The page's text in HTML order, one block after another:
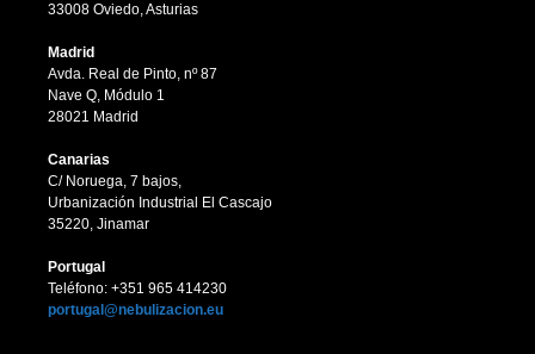
33008 Oviedo, Asturias
Madrid
Avda. Real de Pinto, nº 87
Nave Q, Módulo 1
28021 Madrid
Canarias
C/ Noruega, 7 bajos,
Urbanización Industrial El Cascajo
35220, Jinamar
Portugal
Teléfono: +351 965 414230
portugal@nebulizacion.eu